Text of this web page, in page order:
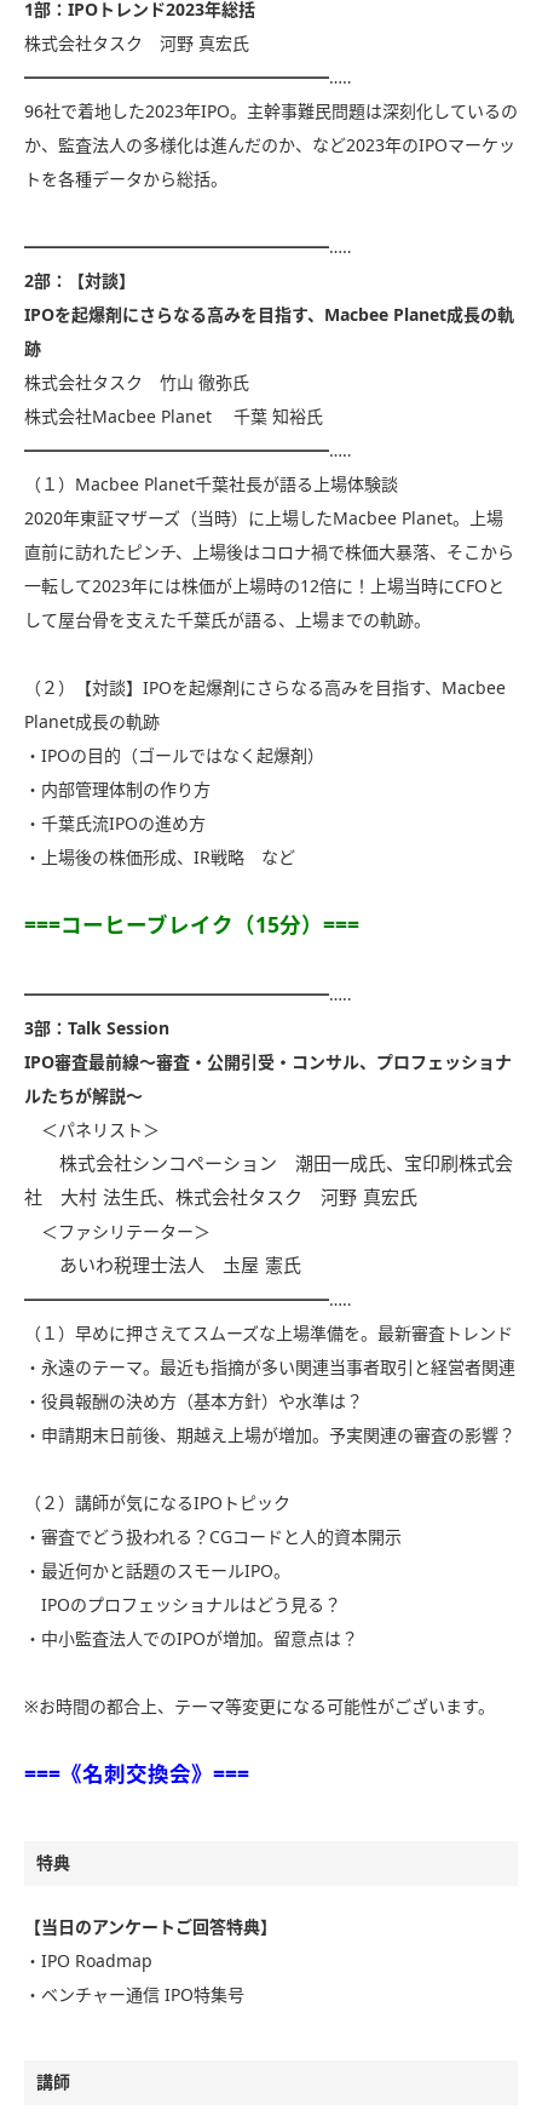
1部：IPOトレンド2023年総括
株式会社タスク 河野 真宏氏
━━━━━━━━━━━━━━━━━━…‥
96社で着地した2023年IPO。主幹事難民問題は深刻化しているの
か、監査法人の多様化は進んだのか、など2023年のIPOマーケッ
トを各種データから総括。
━━━━━━━━━━━━━━━━━━…‥
2部：【対談】
IPOを起爆剤にさらなる高みを目指す、Macbee Planet成長の軌
跡
株式会社タスク 竹山 徹弥氏
株式会社Macbee Planet 千葉 知裕氏
━━━━━━━━━━━━━━━━━━…‥
（１）Macbee Planet千葉社長が語る上場体験談
2020年東証マザーズ（当時）に上場したMacbee Planet。上場
直前に訪れたピンチ、上場後はコロナ禍で株価大暴落、そこから
一転して2023年には株価が上場時の12倍に！上場当時にCFOと
して屋台骨を支えた千葉氏が語る、上場までの軌跡。
（２）【対談】IPOを起爆剤にさらなる高みを目指す、Macbee
Planet成長の軌跡
・IPOの目的（ゴールではなく起爆剤）
・内部管理体制の作り方
・千葉氏流IPOの進め方
・上場後の株価形成、IR戦略 など
===コーヒーブレイク（15分）===
━━━━━━━━━━━━━━━━━━…‥
3部：Talk Session
IPO審査最前線～審査・公開引受・コンサル、プロフェッショナ
ルたちが解説～
＜パネリスト＞
株式会社シンコペーション 潮田一成氏、宝印刷株式会
社 大村 法生氏、株式会社タスク 河野 真宏氏
＜ファシリテーター＞
あいわ税理士法人 圡屋 憲氏
━━━━━━━━━━━━━━━━━━…‥
（１）早めに押さえてスムーズな上場準備を。最新審査トレンド
・永遠のテーマ。最近も指摘が多い関連当事者取引と経営者関連
・役員報酬の決め方（基本方針）や水準は？
・申請期末日前後、期越え上場が増加。予実関連の審査の影響？
（２）講師が気になるIPOトピック
・審査でどう扱われる？CGコードと人的資本開示
・最近何かと話題のスモールIPO。
IPOのプロフェッショナルはどう見る？
・中小監査法人でのIPOが増加。留意点は？
※お時間の都合上、テーマ等変更になる可能性がございます。
===《名刺交換会》===
特典
【当日のアンケートご回答特典】
・IPO Roadmap
・ベンチャー通信 IPO特集号
講師